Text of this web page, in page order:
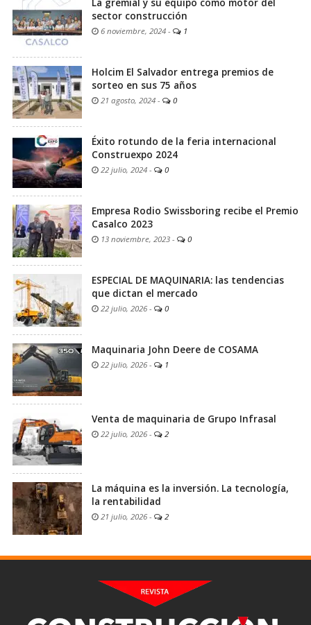
La gremial y su equipo como motor del
sector construcción
6 noviembre, 2024 - 1
Holcim El Salvador entrega premios de
sorteo en sus 75 años
21 agosto, 2024 - 0
Éxito rotundo de la feria internacional
Construexpo 2024
22 julio, 2024 - 0
Empresa Rodio Swissboring recibe el Premio
Casalco 2023
13 noviembre, 2023 - 0
ESPECIAL DE MAQUINARIA: las tendencias
que dictan el mercado
22 julio, 2026 - 0
Maquinaria John Deere de COSAMA
22 julio, 2026 - 1
Venta de maquinaria de Grupo Infrasal
22 julio, 2026 - 2
La máquina es la inversión. La tecnología,
la rentabilidad
21 julio, 2026 - 2